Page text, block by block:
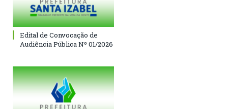
Edital de Convocação de
Audiência Pública Nº 01/2026